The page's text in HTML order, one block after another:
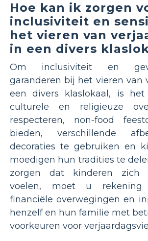
Hoe kan ik zorgen
inclusiviteit en
het vieren van
in een divers
Om inclusiviteit en
garanderen bij het vieren van
een divers klaslokaal, is
culturele en religieuze
respecteren, non-food
bieden, verschillende
decoraties te gebruiken en
moedigen hun tradities te
zorgen dat kinderen zich
voelen, moet u
financiële overwegingen en
henzelf en hun familie met
voorkeuren voor